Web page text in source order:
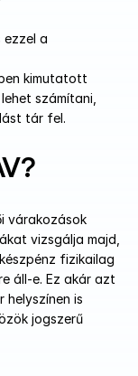
ezzel a
kimutatott
számítani,
tár fel.
várakozások
vizsgálja majd,
fizikailag
áll-e. Ez akár azt
helyszínen is
jogszerű